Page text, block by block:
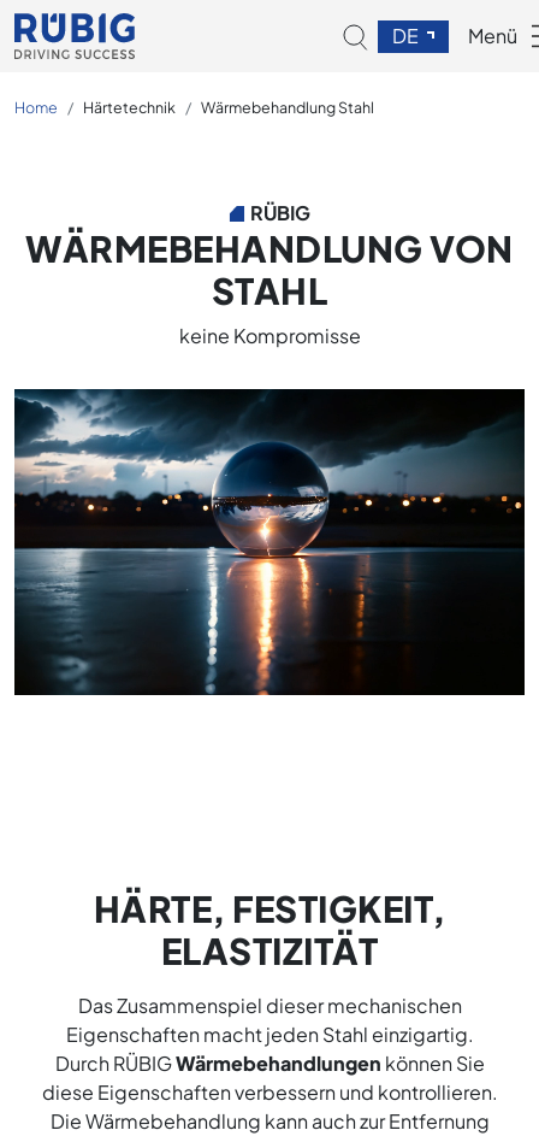
DE Menü
Home Härtetechnik Wärmebehandlung Stahl
RÜBIG
WÄRMEBEHANDLUNG VON
STAHL
keine Kompromisse
HÄRTE, FESTIGKEIT,
ELASTIZITÄT
Das Zusammenspiel dieser mechanischen
Eigenschaften macht jeden Stahl einzigartig.
Durch RÜBIGWärmebehandlungen können Sie
diese Eigenschaften verbessern und kontrollieren.
Die Wärmebehandlung kann auch zur Entfernung